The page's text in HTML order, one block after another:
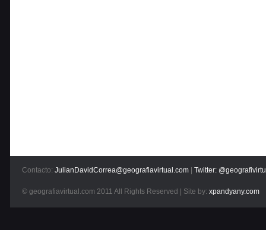
Contacto: JulianDavidCorrea@geografiavirtual.com Twitter:
© geografiavirtual.com 2011 All Rights Reserved | Site by: xpandyany.com